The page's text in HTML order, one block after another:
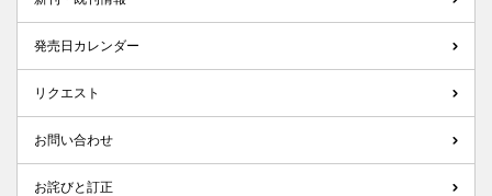
発売日カレンダー
リクエスト
お問い合わせ
お詫びと訂正